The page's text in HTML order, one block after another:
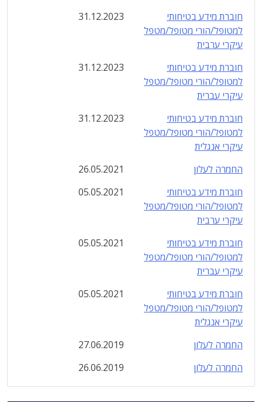
חוברת מידע בטיחותי
למטופל/הורי מטופל/מטפל
עיקרי ערבית
31.12.2023
חוברת מידע בטיחותי
למטופל/הורי מטופל/מטפל
עיקרי עברית
31.12.2023
חוברת מידע בטיחותי
למטופל/הורי מטופל/מטפל
עיקרי אנגלית
31.12.2023
החמרה לעלון
26.05.2021
חוברת מידע בטיחותי
למטופל/הורי מטופל/מטפל
עיקרי ערבית
05.05.2021
חוברת מידע בטיחותי
למטופל/הורי מטופל/מטפל
עיקרי עברית
05.05.2021
חוברת מידע בטיחותי
למטופל/הורי מטופל/מטפל
עיקרי אנגלית
05.05.2021
החמרה לעלון
27.06.2019
החמרה לעלון
26.06.2019